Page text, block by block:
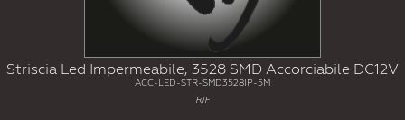
Striscia Led Impermeabile, 3528 SMD Accorciabile DC12V
ACC-LED-STR-SMD3528IP-5M
RIF